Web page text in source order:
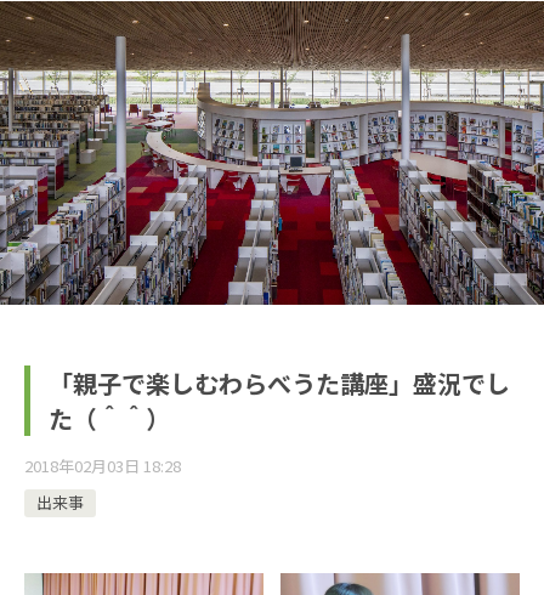
「親子で楽しむわらべうた講座」盛況でし
た（＾＾）
2018年02月03日 18:28
出来事